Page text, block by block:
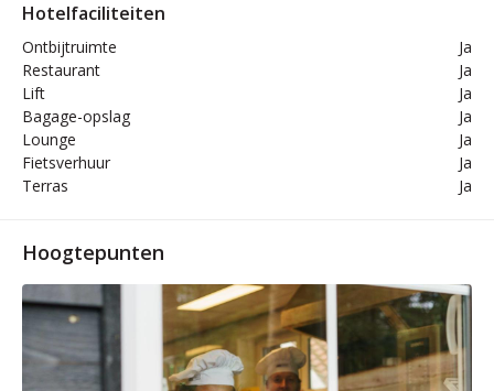
Hotelfaciliteiten
Ontbijtruimte
Ja
Restaurant
Ja
Lift
Ja
Bagage-opslag
Ja
Lounge
Ja
Fietsverhuur
Ja
Terras
Ja
Hoogtepunten